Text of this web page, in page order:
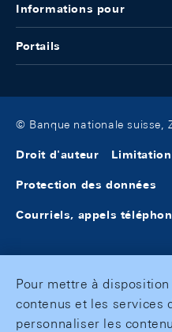
Informations pour
Portails
© Banque nationale suisse,
Droit d'auteur
Protection des données
Courriels, appels
Pour mettre à
contenus et les services
personnaliser les